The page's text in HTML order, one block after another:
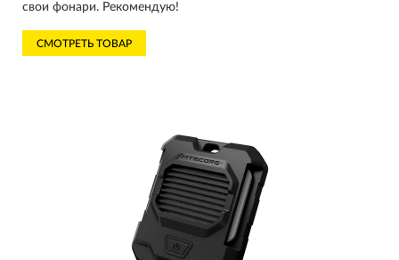
свои фонари. Рекомендую!
СМОТРЕТЬ ТОВАР